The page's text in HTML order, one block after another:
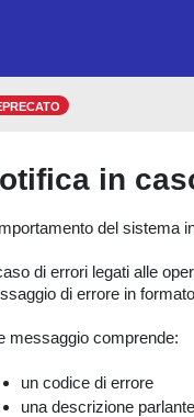
in
del sistema
di errori legati alle
di errore in
messaggio comprende:
un codice di errore
una descrizione